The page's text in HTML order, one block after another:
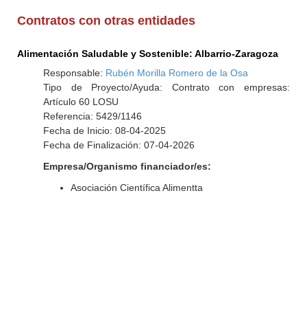
Contratos con otras entidades
Alimentación Saludable y Sostenible: Albarrio-Zaragoza
Responsable: Rubén Morilla Romero de la Osa
Tipo de Proyecto/Ayuda: Contrato con empresas:
Artículo 60 LOSU
Referencia: 5429/1146
Fecha de Inicio: 08-04-2025
Fecha de Finalización: 07-04-2026
Empresa/Organismo financiador/es:
Asociación Científica Alimentta